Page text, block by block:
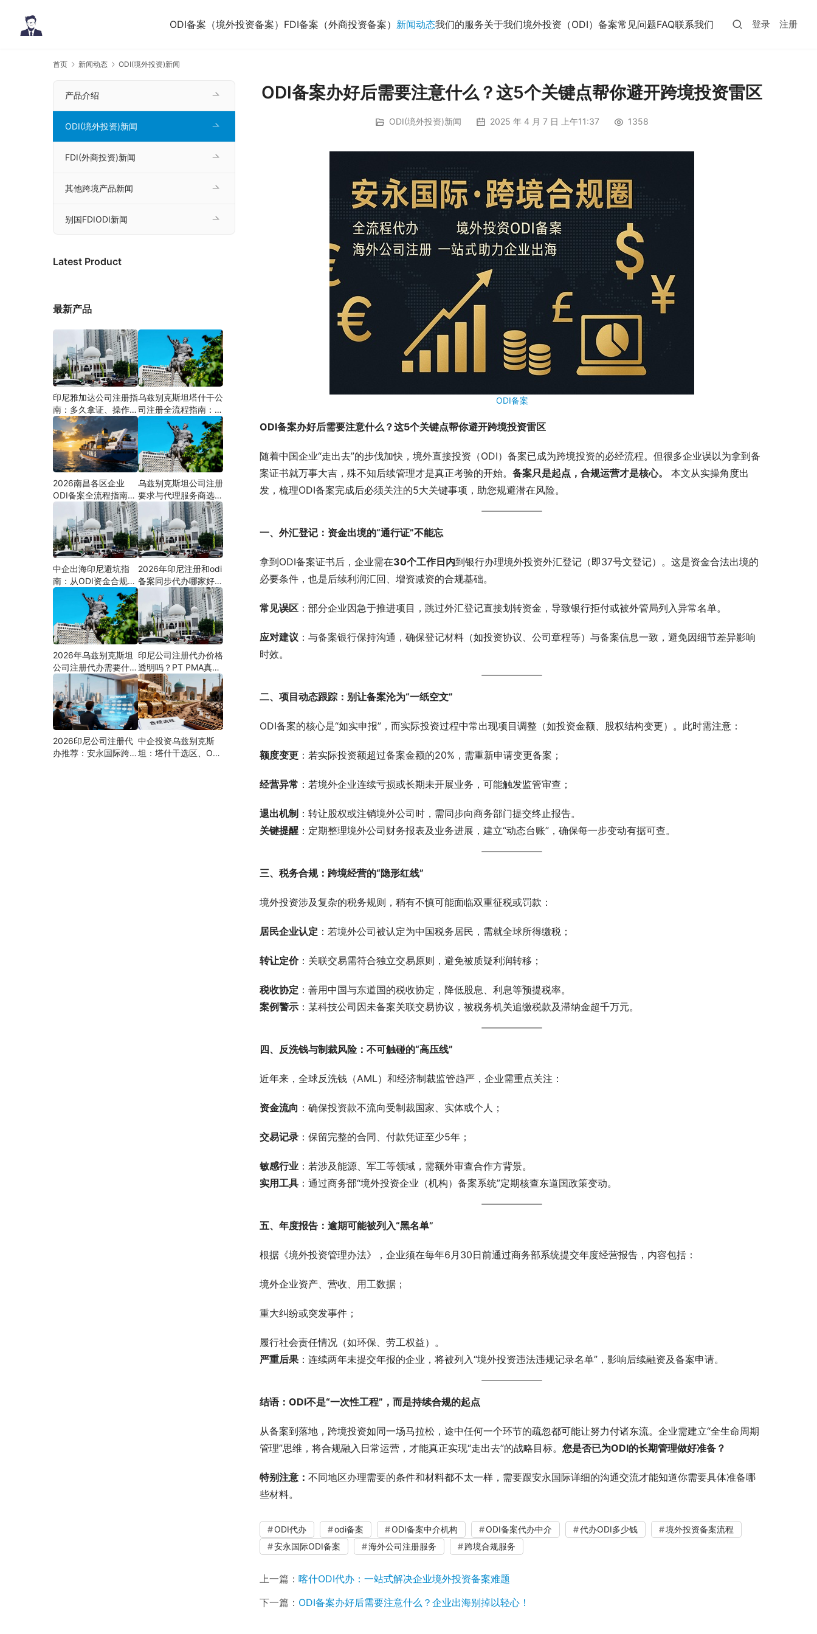
ODI备案（境外投资备案） FDI备案（外商投资备案） 新闻动态我们的服务关于我们境外投资（ODI）备案常见问题FAQ联系我们 登录 注册
首页 新闻动态 ODI(境外投资)新闻
ODI备案办好后需要注意什么？这5个关键点帮你避开跨境投资雷区
ODI(境外投资)新闻 2025 年 4 月 7 日 上午11:37 1358
ODI备案
ODI备案办好后需要注意什么？这5个关键点帮你避开跨境投资雷区
随着中国企业“走出去”的步伐加快，境外直接投资（ODI）备案已成为跨境投资的必经流程。但很多企业误以为拿到备
案证书就万事大吉，殊不知后续管理才是真正考验的开始。 备案只是起点，合规运营才是核心。
本文从实操角度出
发，梳理ODI备案完成后必须关注的5大关键事项，助您规避潜在风险。
一、外汇登记：资金出境的“通行证”不能忘
拿到ODI备案证书后，企业需在30个工作日内到银行办理境外投资外汇登记（即37号文登记）。这是资金合法出境的
必要条件，也是后续利润汇回、增资减资的合规基础。
常见误区 ：部分企业因急于推进项目，跳过外汇登记直接划转资金，导致银行拒付或被外管局列入异常名单。
应对建议 ：与备案银行保持沟通，确保登记材料（如投资协议、公司章程等）与备案信息一致，避免因细节差异影响
时效。
二、项目动态跟踪：别让备案沦为“一纸空文”
ODI备案的核心是“如实申报”，而实际投资过程中常出现项目调整（如投资金额、股权结构变更）。此时需注意：
额度变更 ：若实际投资额超过备案金额的20%，需重新申请变更备案；
经营异常 ：若境外企业连续亏损或长期未开展业务，可能触发监管审查；
退出机制 ：转让股权或注销境外公司时，需同步向商务部门提交终止报告。
关键提醒 ：定期整理境外公司财务报表及业务进展，建立“动态台账”，确保每一步变动有据可查。
三、税务合规：跨境经营的“隐形红线”
境外投资涉及复杂的税务规则，稍有不慎可能面临双重征税或罚款：
居民企业认定 ：若境外公司被认定为中国税务居民，需就全球所得缴税；
转让定价：关联交易需符合独立交易原则，避免被质疑利润转移；
税收协定 ：善用中国与东道国的税收协定，降低股息、利息等预提税率。
案例警示 ：某科技公司因未备案关联交易协议，被税务机关追缴税款及滞纳金超千万元。
四、反洗钱与制裁风险：不可触碰的“高压线”
近年来，全球反洗钱（AML）和经济制裁监管趋严，企业需重点关注：
资金流向 ：确保投资款不流向受制裁国家、实体或个人；
交易记录 ：保留完整的合同、付款凭证至少5年；
敏感行业 ：若涉及能源、军工等领域，需额外审查合作方背景。
实用工具 ：通过商务部“境外投资企业（机构）备案系统”定期核查东道国政策变动。
五、年度报告：逾期可能被列入“黑名单”
根据《境外投资管理办法》，企业须在每年6月30日前通过商务部系统提交年度经营报告，内容包括：
境外企业资产、营收、用工数据；
重大纠纷或突发事件；
履行社会责任情况（如环保、劳工权益）。
严重后果 ：连续两年未提交年报的企业，将被列入“境外投资违法违规记录名单”，影响后续融资及备案申请。
结语：ODI不是“一次性工程”，而是持续合规的起点
从备案到落地，跨境投资如同一场马拉松，途中任何一个环节的疏忽都可能让努力付诸东流。企业需建立“全生命周期
管理”思维，将合规融入日常运营，才能真正实现“走出去”的战略目标。 您是否已为ODI的长期管理做好准备？
特别注意： 不同地区办理需要的条件和材料都不太一样，需要跟安永国际详细的沟通交流才能知道你需要具体准备哪
些材料。
ODI代办 odi备案 ODI备案中介机构 ODI备案代办中介 代办ODI多少钱
境外投资备案流程
安永国际ODI备案
海外公司注册服务 跨境合规服务
上一篇： 喀什ODI代办：一站式解决企业境外投资备案难题
下一篇： ODI备案办好后需要注意什么？企业出海别掉以轻心！
产品介绍
ODI(境外投资)新闻
FDI(外商投资)新闻
其他跨境产品新闻
别国FDIODI新闻
Latest Product
最新产品
印尼雅加达公司注册指
南：多久拿证、操作流
程与股东新规（附材料
清单及成功案例与正规
靠谱代办中介推荐）
乌兹别克斯坦塔什干公
司注册全流程指南：从
中国ODI备案到当地银
行开户（附材料清单及
成功案例与正规靠谱代
办中介推荐）
2026南昌各区企业
ODI备案全流程指南
（附材料清单及成功案
例与正规靠谱代办中介
推荐）
乌兹别克斯坦公司注册
要求与代理服务商选择
指南：本土实体和中乌
两地合规才是落地硬保
障｜安永国际跨境合规
圈
中企出海印尼避坑指
南：从ODI资金合规到
PMA公司设立，为什
么300+出海企业首选
安永国际跨境合规圈？
2026年印尼注册和odi
备案同步代办哪家好？
机构选择指南
2026年乌兹别克斯坦
公司注册代办需要什么
材料？最新清单、流程
与合规指南
印尼公司注册代办价格
透明吗？PT PMA真实
费用拆解与防坑指南
2026印尼公司注册代
办推荐：安永国际跨境
中企投资乌兹别克斯
坦：塔什干选区、ODI